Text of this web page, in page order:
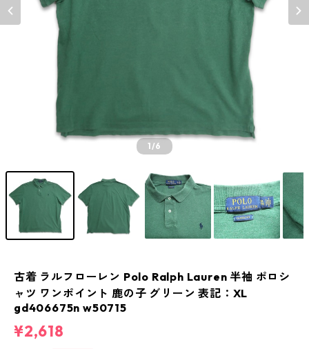
1/6
古着 ラルフローレン Polo Ralph Lauren 半袖 ポロシ
ャツ ワンポイント 鹿の子 グリーン 表記：XL
gd406675n w50715
¥2,618